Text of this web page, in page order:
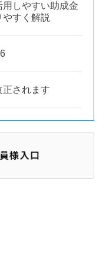
しやすい助成金
すく解説
されます